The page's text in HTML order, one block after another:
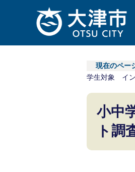
現在のペー
学生対象 イン
小中
ト調